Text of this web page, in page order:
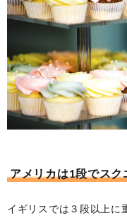
アメリカは1段でスク
イギリスでは３段以上に